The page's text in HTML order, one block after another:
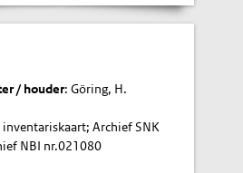
/ houder: Göring, H.
inventariskaart; Archief SNK
NBI nr.021080